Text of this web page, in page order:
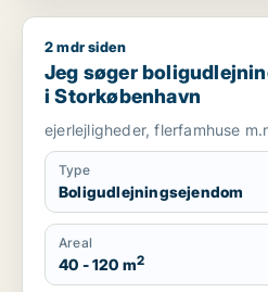
Jeg søger
2 mdr siden
Jeg søger
i Storkøbenhavn
ejerlejligheder, flerfamhuse
Type
Boligudlejningsejendom
Areal
40 - 120 m2